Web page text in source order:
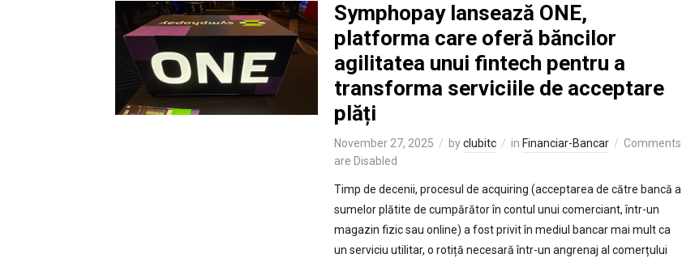
Symphopay lansează ONE,
platforma care oferă băncilor
agilitatea unui fintech pentru a
transforma serviciile de acceptare
plăți
November 27, 2025 byclubitc in Financiar-Bancar
Comments
are Disabled
Timp de decenii, procesul de acquiring (acceptarea de către bancă a
sumelor plătite de cumpărător în contul unui comerciant, într-un
magazin fizic sau online) a fost privit în mediul bancar mai mult ca
un serviciu utilitar, o rotiță necesară într-un angrenaj al comerțului